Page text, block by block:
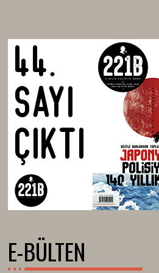
E-BÜLTEN